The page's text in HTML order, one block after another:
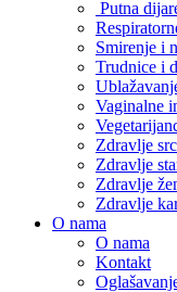
Putna
Smirenje i
Trudnice i
Vaginalne
Zdravlje
Zdravlje
Zdravlje
Zdravlje
O nama
O nama
Kontakt